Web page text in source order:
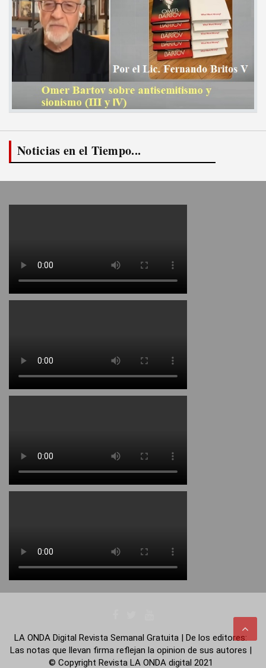
Noticias en el Tiempo...
LA ONDA Digital Revista Semanal Gratuita | De los editores:
Las notas que llevan firma reflejan la opinion de sus autores |
© Copyright Revista LA ONDA digital 2021